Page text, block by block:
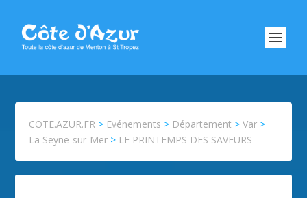
COTE.AZUR.FR > Evénements > Département >Var >
La Seyne-sur-Mer > LE PRINTEMPS DES SAVEURS